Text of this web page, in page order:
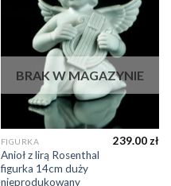
BRAK W MAGAZYNIE
FIGURKA
Anioł z lirą Rosenthal
figurka 14cm duży
nieprodukowany
239.00 zł